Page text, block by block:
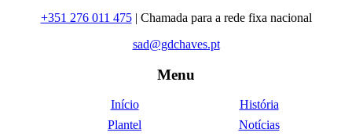
+351 276 011 475| Chamada para a rede fixa nacional
sad@gdchaves.pt
Menu
Início
História
Plantel
Notícias